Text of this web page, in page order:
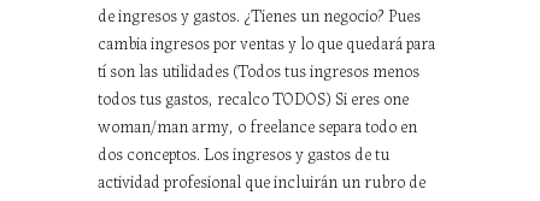
de ingresos y gastos. ¿Tienes un negocio? Pues
cambia ingresos por ventas y lo que quedará para
tí son las utilidades (Todos tus ingresos menos
todos tus gastos, recalco TODOS) Si eres one
woman/man army, o freelance separa todo en
dos conceptos. Los ingresos y gastos de tu
actividad profesional que incluirán un rubro de